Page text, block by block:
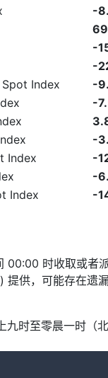
-
-
-
Index -
-
-
Index -
-
Index -
00:00 时收取或者
供，可能存在遗
时至零晨一时（